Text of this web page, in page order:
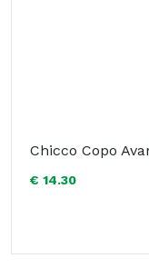
Chicco Copo
€ 14.30